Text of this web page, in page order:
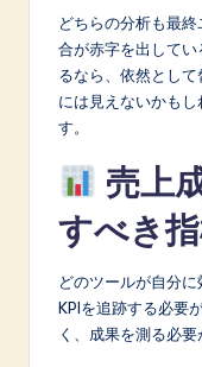
どちらの分析も最
合が赤字を出して
るなら、依然とし
には見えないかも
す。
売上
すべき
どのツールが自分
KPIを追跡する必要
く、成果を測る必要